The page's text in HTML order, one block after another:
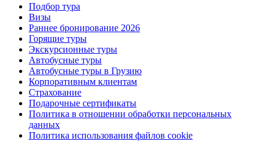
Подбор тура
Визы
Раннее бронирование 2026
Горящие туры
Экскурсионные туры
Автобусные туры
Автобусные туры в Грузию
Корпоративным клиентам
Страхование
Подарочные сертификаты
Политика в отношении обработки персональных
данных
Политика использования файлов cookie